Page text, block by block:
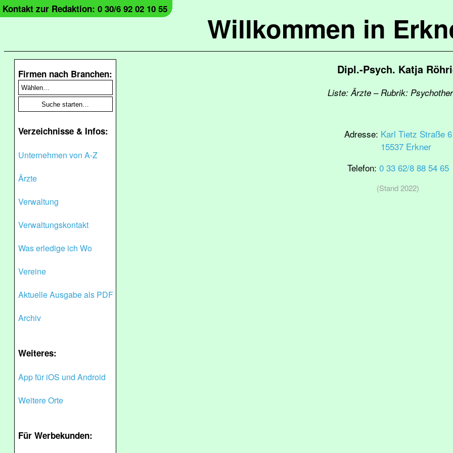
Willkommen in
Kontakt zur Redaktion: 0 30/6 92 02 10 55
Firmen nach Branchen:
Verzeichnisse & Infos:
Unternehmen von A-Z
Ärzte
Verwaltung
Verwaltungskontakt
Was erledige ich Wo
Vereine
Aktuelle Ausgabe als PDF
Archiv
Weiteres:
App für iOS und Android
Weitere Orte
Für Werbekunden:
Dipl.-Psych. Katja
Liste: Ärzte – Rubrik:
Adresse: Karl Tietz Straße 6
15537 Erkner
Telefon: 0 33 62/8 88 54 65
(Stand 2022)